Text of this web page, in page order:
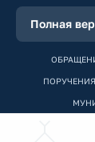
Полная